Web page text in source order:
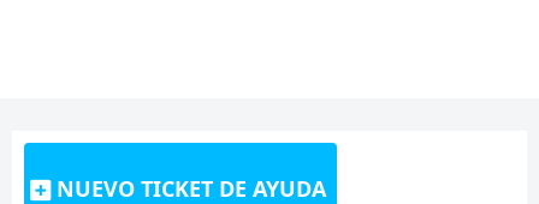
NUEVO TICKET DE AYUDA